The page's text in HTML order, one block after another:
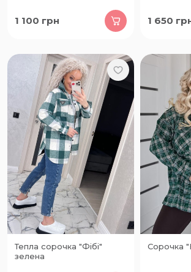
1 100 грн 1 650
Тепла сорочка "Фібі"
зелена
Сорочка